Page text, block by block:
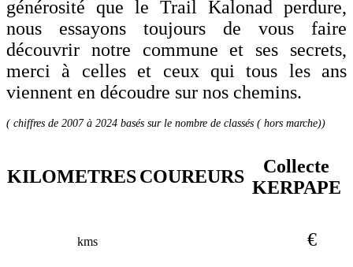
générosité que le Trail Kalonad perdure,
nous essayons toujours de vous faire
découvrir notre commune et ses secrets,
merci à celles et ceux qui tous les ans
viennent en découdre sur nos chemins.
( chiffres de 2007 à 2024 basés sur le nombre de classés ( hors marche))
KILOMETRESCOUREURS
Collecte
KERPAPE
kms €